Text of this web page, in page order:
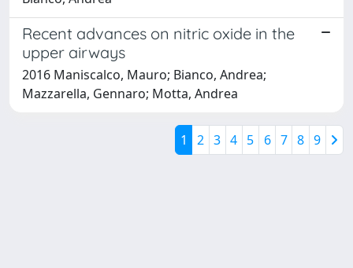
Recent advances on nitric oxide in the
upper airways
2016 Maniscalco, Mauro; Bianco, Andrea;
Mazzarella, Gennaro; Motta, Andrea
1 2 3 4 5 6 7 8 9